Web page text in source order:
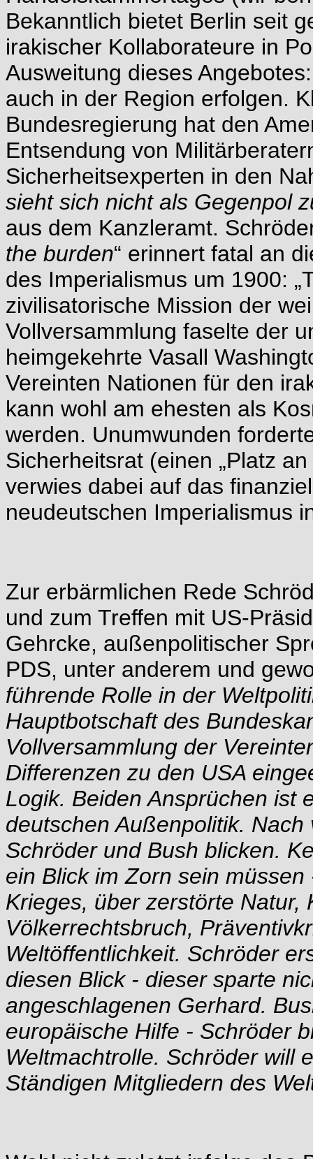
Bekanntlich bietet Berlin seit
irakischer Kollaborateure in
Ausweitung dieses
auch in der Region erfolgen.
Bundesregierung hat den
Entsendung von
Sicherheitsexperten in den
sieht sich nicht als Gegenpol
aus dem Kanzleramt.
the burden“ erinnert fatal an
des Imperialismus um 1900:
zivilisatorische Mission der
Vollversammlung faselte der
heimgekehrte Vasall
Vereinten Nationen für den
kann wohl am ehesten als
werden. Unumwunden
Sicherheitsrat (einen „Platz
verwies dabei auf das
neudeutschen Imperialismus
Zur erbärmlichen Rede
und zum Treffen mit US-
Gehrcke, außenpolitischer
PDS, unter anderem und
führende Rolle in der
Hauptbotschaft des
Vollversammlung der
Differenzen zu den USA
Logik. Beiden Ansprüchen ist
deutschen Außenpolitik.
Schröder und Bush blicken.
ein Blick im Zorn sein
Krieges, über zerstörte Natur,
Völkerrechtsbruch,
Weltöffentlichkeit. Schröder
diesen Blick - dieser sparte
angeschlagenen Gerhard.
europäische Hilfe - Schröder
Weltmachtrolle. Schröder will
Ständigen Mitgliedern des